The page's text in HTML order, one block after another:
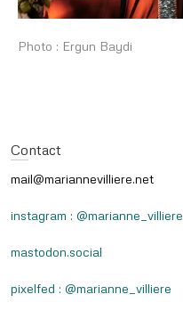
Photo : Ergun Baydi
Contact
mail@mariannevilliere.net
instagram : @marianne_villiere
mastodon.social
pixelfed : @marianne_villiere